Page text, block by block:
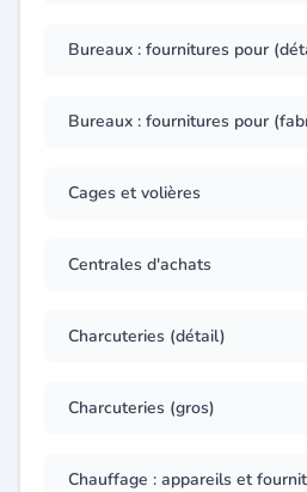
Bureaux : fournitures pour
Bureaux : fournitures pour
Cages et volières
Centrales d'achats
Charcuteries (détail)
Charcuteries (gros)
Chauffage : appareils et